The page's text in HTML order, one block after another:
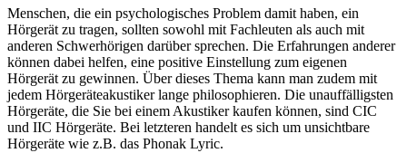
Menschen, die ein psychologisches Problem damit haben, ein
Hörgerät zu tragen, sollten sowohl mit Fachleuten als auch mit
anderen Schwerhörigen darüber sprechen. Die Erfahrungen anderer
können dabei helfen, eine positive Einstellung zum eigenen
Hörgerät zu gewinnen. Über dieses Thema kann man zudem mit
jedem Hörgeräteakustiker lange philosophieren. Die unauffälligsten
Hörgeräte, die Sie bei einem Akustiker kaufen können, sind CIC
und IIC Hörgeräte. Bei letzteren handelt es sich um unsichtbare
Hörgeräte wie z.B. das Phonak Lyric.